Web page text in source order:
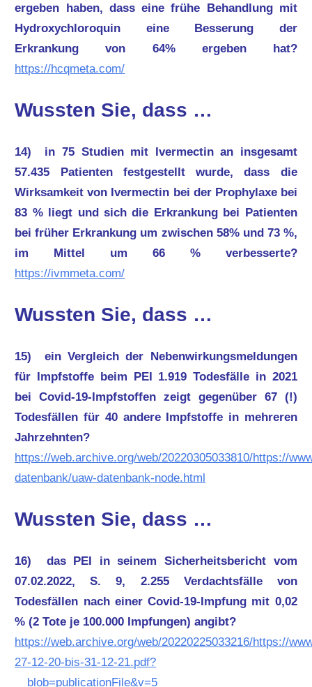
ergeben haben, dass eine frühe Behandlung mit
Hydroxychloroquin eine Besserung der
Erkrankung von 64% ergeben hat?
https://hcqmeta.com/
Wussten Sie, dass …
14) in 75 Studien mit Ivermectin an insgesamt
57.435 Patienten festgestellt wurde, dass die
Wirksamkeit von Ivermectin bei der Prophylaxe bei
83 % liegt und sich die Erkrankung bei Patienten
bei früher Erkrankung um zwischen 58% und 73 %,
im Mittel um 66 % verbesserte?
https://ivmmeta.com/
Wussten Sie, dass …
15) ein Vergleich der Nebenwirkungsmeldungen
für Impfstoffe beim PEI 1.919 Todesfälle in 2021
bei Covid-19-Impfstoffen zeigt gegenüber 67 (!)
Todesfällen für 40 andere Impfstoffe in mehreren
Jahrzehnten?
https://web.archive.org/web/20220305033810/https://
datenbank/uaw-datenbank-node.html
Wussten Sie, dass …
16) das PEI in seinem Sicherheitsbericht vom
07.02.2022, S. 9, 2.255 Verdachtsfälle von
Todesfällen nach einer Covid-19-Impfung mit 0,02
% (2 Tote je 100.000 Impfungen) angibt?
https://web.archive.org/web/20220225033216/https://
27-12-20-bis-31-12-21.pdf?
__blob=publicationFile&v=5